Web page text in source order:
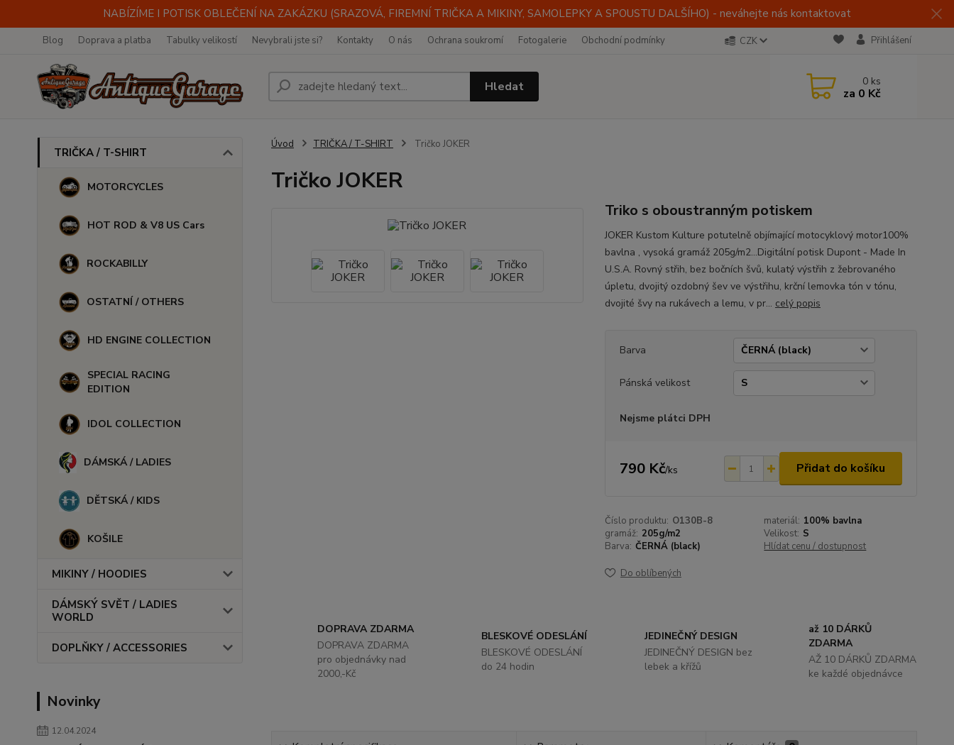
NABÍZÍME I POTISK OBLEČENÍ NA ZAKÁZKU (SRAZOVÁ, FIREMNÍ TRIČKA A MIKINY, SAMOLEPKY A SPOUSTU DALŠÍHO) - neváhejte nás kontaktovat
Blog Doprava a platba Tabulky velikostí Nevybrali jste si? Kontakty O nás Ochrana soukromí Fotogalerie Obchodní podmínky CZK Přihlášení
Hledat 0 ks
za 0 Kč
TRIČKA / T-SHIRT
MOTORCYCLES
HOT ROD & V8 US Cars
ROCKABILLY
OSTATNÍ / OTHERS
HD ENGINE COLLECTION
SPECIAL RACING
EDITION
IDOL COLLECTION
DÁMSKÁ / LADIES
DĚTSKÁ / KIDS
KOŠILE
MIKINY / HOODIES
DÁMSKÝ SVĚT / LADIES
WORLD
DOPLŇKY / ACCESSORIES
Novinky
12.04.2024
Úvod TRIČKA / T-SHIRT Tričko JOKER
Tričko JOKER
Triko s oboustranným potiskem
JOKER Kustom Kulture potutelně objímající motocyklový motor100%
bavlna , vysoká gramáž 205g/m2...Digitální potisk Dupont - Made In
U.S.A. Rovný střih, bez bočních švů, kulatý výstřih z žebrovaného
úpletu, dvojitý ozdobný šev ve výstřihu, krční lemovka tón v tónu,
dvojité švy na rukávech a lemu, v pr... celý popis
Barva
Pánská velikost
Nejsme plátci DPH
790 Kč/ks Přidat do košíku
Číslo produktu: O130B-8 materiál: 100% bavlna
gramáž: 205g/m2 Velikost: S
Barva: ČERNÁ (black) Hlídat cenu / dostupnost
Do oblíbených
DOPRAVA ZDARMA
DOPRAVA ZDARMA
pro objednávky nad
2000,-Kč
BLESKOVÉ ODESLÁNÍ
BLESKOVÉ ODESLÁNÍ
do 24 hodin
JEDINEČNÝ DESIGN
JEDINEČNÝ DESIGN bez
lebek a křížů
až 10 DÁRKŮ
ZDARMA
AŽ 10 DÁRKŮ ZDARMA
ke každé objednávce